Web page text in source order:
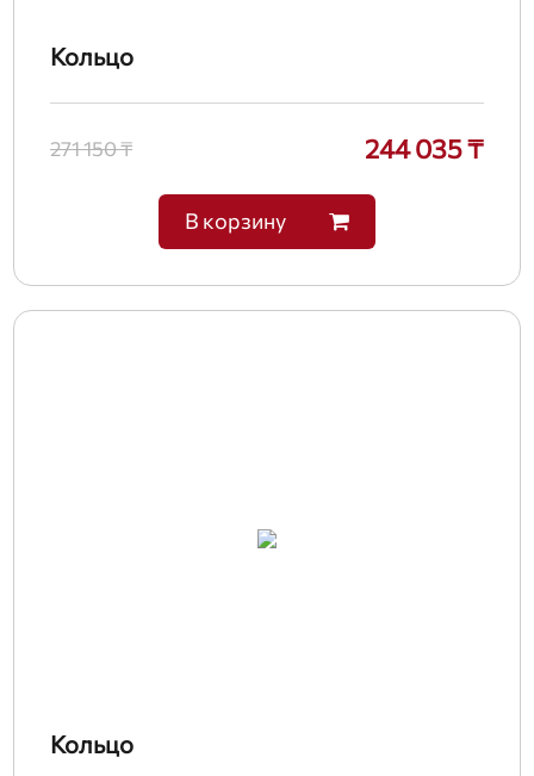
Кольцо
271 150 ₸ 244 035 ₸
В корзину
Кольцо